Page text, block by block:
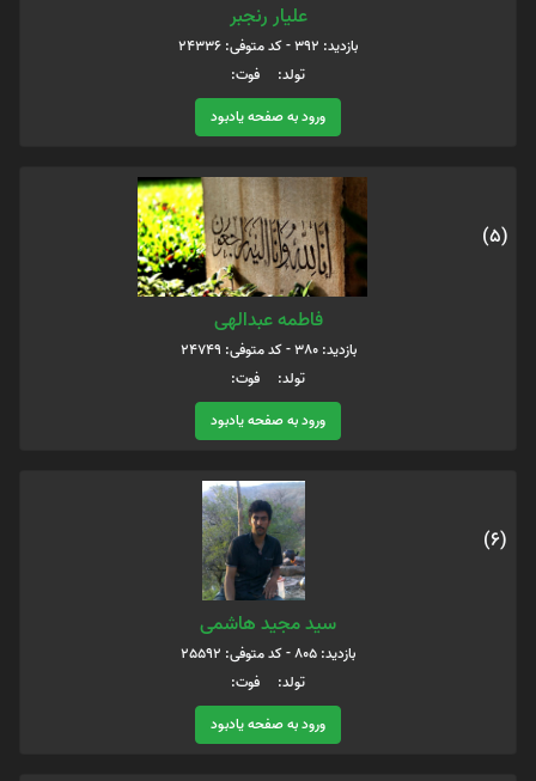
علیار رنجبر
بازدید: 392 - کد متوفی: 24336
تولد: فوت:
ورود به صفحه یادبود
(5)
فاطمه عبدالهی
بازدید: 380 - کد متوفی: 24749
تولد: فوت:
ورود به صفحه یادبود
(6)
سید مجید هاشمی
بازدید: 805 - کد متوفی: 25592
تولد: فوت:
ورود به صفحه یادبود